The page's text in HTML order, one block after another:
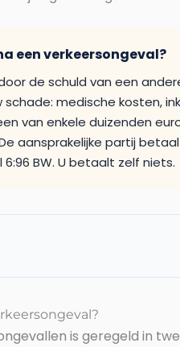
een verkeersongeval?
de schuld van een
medische kosten,
van enkele duizenden
aansprakelijke partij
BW. U betaalt zelf niets.
is geregeld in